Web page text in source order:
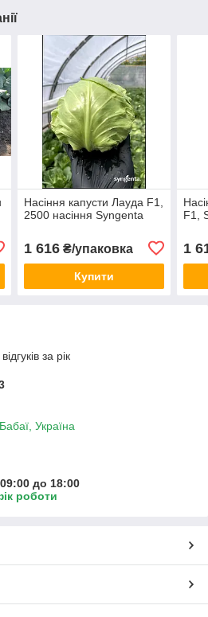
Насіння капусти Лауда F1,
2500 насіння Syngenta
1 616₴/упаковка
Купити
F1,
1
за рік
Україна
до 18:00
роботи